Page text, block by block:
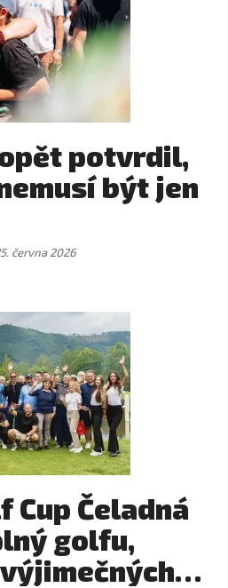
potvrdil,
být jen
června 2026
Cup Čeladná
golfu,